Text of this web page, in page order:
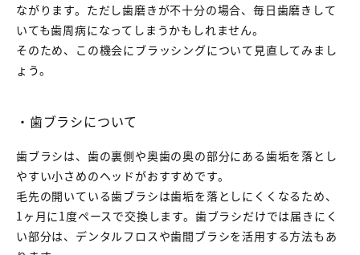
ながります。ただし歯磨きが不十分の場合、毎日歯磨きして
いても歯周病になってしまうかもしれません。
そのため、この機会にブラッシングについて見直してみまし
ょう。
・歯ブラシについて
歯ブラシは、歯の裏側や奥歯の奥の部分にある歯垢を落とし
やすい小さめのヘッドがおすすめです。
毛先の開いている歯ブラシは歯垢を落としにくくなるため、
1ヶ月に1度ペースで交換します。歯ブラシだけでは届きにく
い部分は、デンタルフロスや歯間ブラシを活用する方法もあ